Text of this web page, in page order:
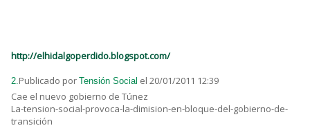
http://elhidalgoperdido.blogspot.com/
2.Publicado por Tensión Social el 20/01/2011 12:39
Cae el nuevo gobierno de Túnez
La-tension-social-provoca-la-dimision-en-bloque-del-gobierno-de-
transición